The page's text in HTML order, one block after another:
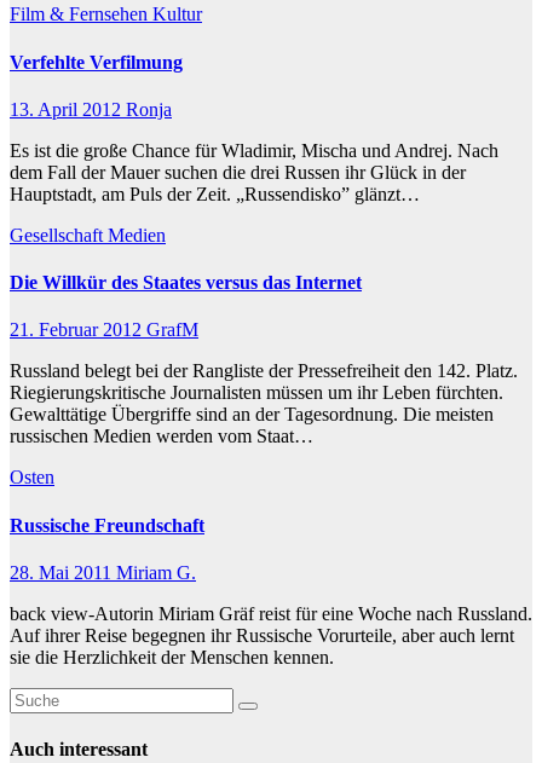
Film & Fernsehen Kultur
Verfehlte Verfilmung
13. April 2012 Ronja
Es ist die große Chance für Wladimir, Mischa und Andrej. Nach
dem Fall der Mauer suchen die drei Russen ihr Glück in der
Hauptstadt, am Puls der Zeit. „Russendisko” glänzt…
Gesellschaft Medien
Die Willkür des Staates versus das Internet
21. Februar 2012 GrafM
Russland belegt bei der Rangliste der Pressefreiheit den 142. Platz.
Riegierungskritische Journalisten müssen um ihr Leben fürchten.
Gewalttätige Übergriffe sind an der Tagesordnung. Die meisten
russischen Medien werden vom Staat…
Osten
Russische Freundschaft
28. Mai 2011 Miriam G.
back view-Autorin Miriam Gräf reist für eine Woche nach Russland.
Auf ihrer Reise begegnen ihr Russische Vorurteile, aber auch lernt
sie die Herzlichkeit der Menschen kennen.
Auch interessant